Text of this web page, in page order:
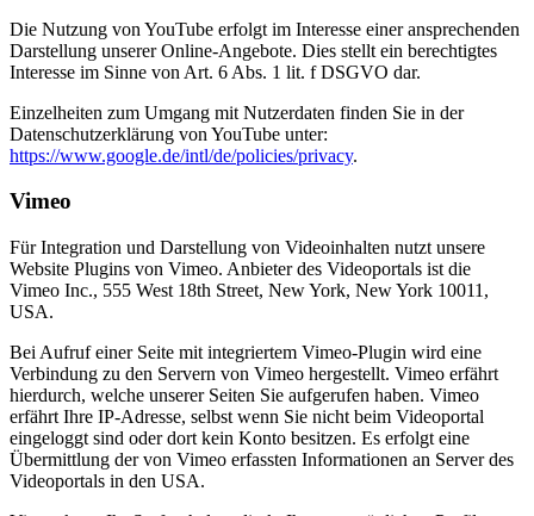
Die Nutzung von YouTube erfolgt im Interesse einer ansprechenden
Darstellung unserer Online-Angebote. Dies stellt ein berechtigtes
Interesse im Sinne von Art. 6 Abs. 1 lit. f DSGVO dar.
Einzelheiten zum Umgang mit Nutzerdaten finden Sie in der
Datenschutzerklärung von YouTube unter:
https://www.google.de/intl/de/policies/privacy.
Vimeo
Für Integration und Darstellung von Videoinhalten nutzt unsere
Website Plugins von Vimeo. Anbieter des Videoportals ist die
Vimeo Inc., 555 West 18th Street, New York, New York 10011,
USA.
Bei Aufruf einer Seite mit integriertem Vimeo-Plugin wird eine
Verbindung zu den Servern von Vimeo hergestellt. Vimeo erfährt
hierdurch, welche unserer Seiten Sie aufgerufen haben. Vimeo
erfährt Ihre IP-Adresse, selbst wenn Sie nicht beim Videoportal
eingeloggt sind oder dort kein Konto besitzen. Es erfolgt eine
Übermittlung der von Vimeo erfassten Informationen an Server des
Videoportals in den USA.